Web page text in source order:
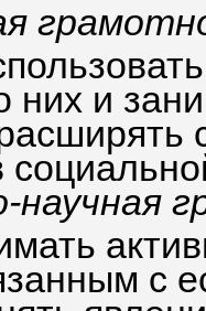
и
научная
с